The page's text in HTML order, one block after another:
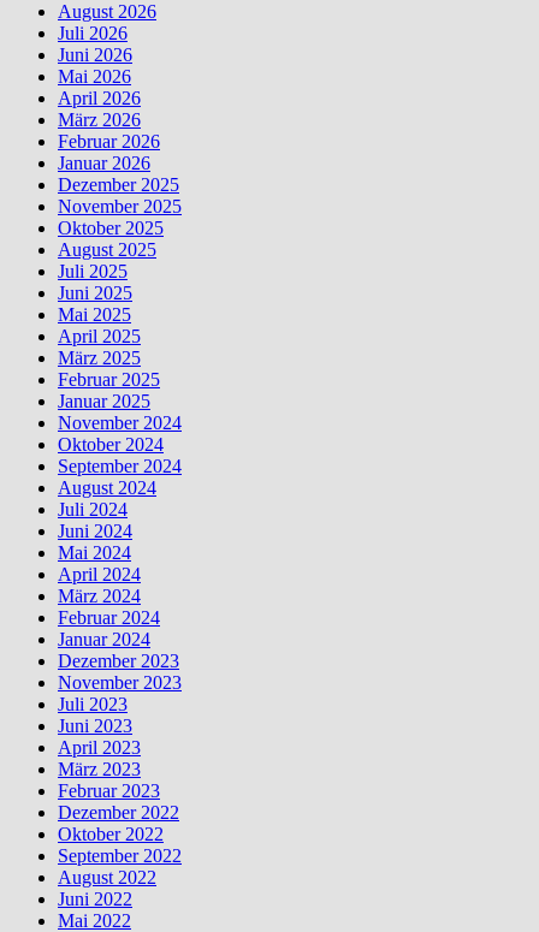
August 2026
Juli 2026
Juni 2026
Mai 2026
April 2026
März 2026
Februar 2026
Januar 2026
Dezember 2025
November 2025
Oktober 2025
August 2025
Juli 2025
Juni 2025
Mai 2025
April 2025
März 2025
Februar 2025
Januar 2025
November 2024
Oktober 2024
September 2024
August 2024
Juli 2024
Juni 2024
Mai 2024
April 2024
März 2024
Februar 2024
Januar 2024
Dezember 2023
November 2023
Juli 2023
Juni 2023
April 2023
März 2023
Februar 2023
Dezember 2022
Oktober 2022
September 2022
August 2022
Juni 2022
Mai 2022